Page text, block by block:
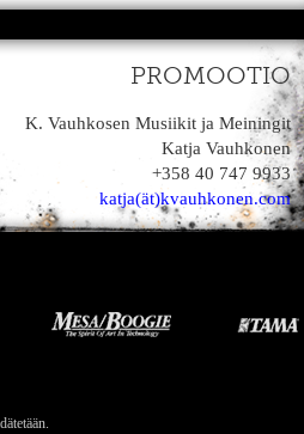
PROMOOTIO
K. Vauhkosen Musiikit ja Meiningit
Katja Vauhkonen
+358 40 747 9933
katja(ät)kvauhkonen.com